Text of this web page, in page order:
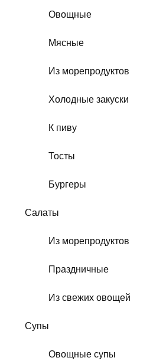
Овощные
Мясные
Из морепродуктов
Холодные закуски
К пиву
Тосты
Бургеры
Салаты
Из морепродуктов
Праздничные
Из свежих овощей
Супы
Овощные супы